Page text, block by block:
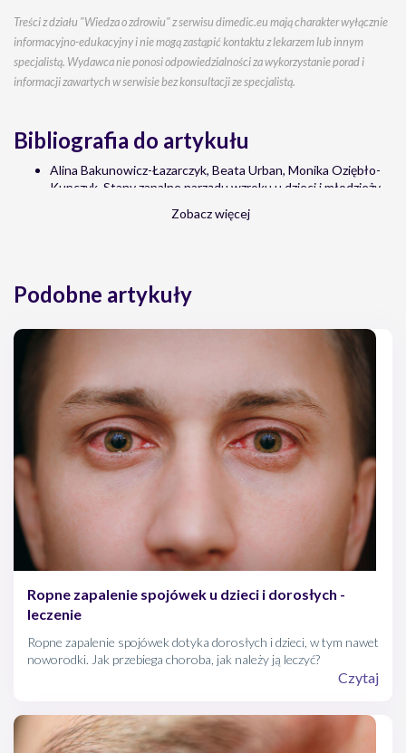
Treści z działu "Wiedza o zdrowiu" z serwisu dimedic.eu mają charakter wyłącznie
informacyjno-edukacyjny i nie mogą zastąpić kontaktu z lekarzem lub innym
specjalistą. Wydawca nie ponosi odpowiedzialności za wykorzystanie porad i
informacji zawartych w serwisie bez konsultacji ze specjalistą.
Bibliografia do artykułu
Alina Bakunowicz-Łazarczyk, Beata Urban, Monika Oziębło-
Kupczyk, Stany zapalne narządu wzroku u dzieci i młodzieży,
Marzena Mielczarek, Choroby zapalne spojówek, Medycyna
Zobacz więcej
Podobne artykuły
Ropne zapalenie spojówek u dzieci i dorosłych -
leczenie
Ropne zapalenie spojówek dotyka dorosłych i dzieci, w tym nawet
noworodki. Jak przebiega choroba, jak należy ją leczyć?
Czytaj